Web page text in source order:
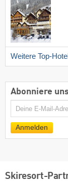
Weitere Top-
Abonniere
E-
Mail
Anmelden
Skiresort-